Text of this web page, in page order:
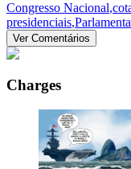
Congresso Nacional,
presidenciais,
Ver Comentários
Charges